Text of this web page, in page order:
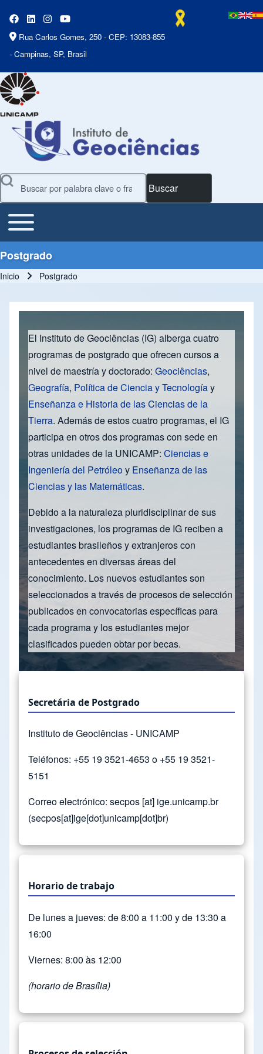
Rua Carlos Gomes, 250 - CEP: 13083-855
- Campinas, SP, Brasil
Buscar
Main Menu
Toggle main menu
Postgrado
Inicio Postgrado
El Instituto de Geociências (IG) alberga cuatro
programas de postgrado que ofrecen cursos a
nivel de maestría y doctorado: Geociências,
Geografía, Política de Ciencia y Tecnologíay
Enseñanza e Historia de las Ciencias de la
Tierra. Además de estos cuatro programas, el IG
participa en otros dos programas con sede en
otras unidades de la UNICAMP: Ciencias e
Ingeniería del Petróleoy Enseñanza de las
Ciencias y las Matemáticas.
Debido a la naturaleza pluridisciplinar de sus
investigaciones, los programas de IG reciben a
estudiantes brasileños y extranjeros con
antecedentes en diversas áreas del
conocimiento. Los nuevos estudiantes son
seleccionados a través de procesos de selección
publicados en convocatorias específicas para
cada programa y los estudiantes mejor
clasificados pueden obtar por becas.
Secretária de Postgrado
Instituto de Geociências - UNICAMP
Teléfonos: +55 19 3521-4653 o +55 19 3521-
5151
Correo electrónico: secpos [at] ige.unicamp.br
(secpos[at]ige[dot]unicamp[dot]br)
Horario de trabajo
De lunes a jueves: de 8:00 a 11:00 y de 13:30 a
16:00
Viernes: 8:00 às 12:00
(horario de Brasília)